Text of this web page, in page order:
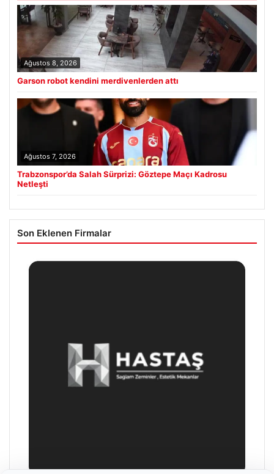
Ağustos 8, 2026
Garson robot kendini merdivenlerden attı
Ağustos 7, 2026
Trabzonspor’da Salah Sürprizi: Göztepe Maçı Kadrosu
Netleşti
Son Eklenen Firmalar